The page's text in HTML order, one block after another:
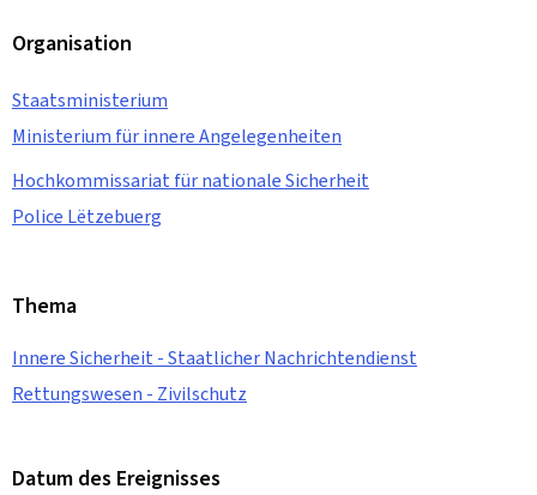
Organisation
Staatsministerium
Ministerium für innere Angelegenheiten
Hochkommissariat für nationale Sicherheit
Police Lëtzebuerg
Thema
Innere Sicherheit - Staatlicher Nachrichtendienst
Rettungswesen - Zivilschutz
Datum des Ereignisses